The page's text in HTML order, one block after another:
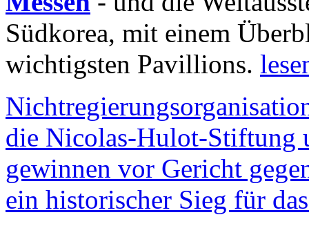
Südkorea, mit einem
wichtigsten Pavillions.
die Nicolas-Hulot-Stiftung
gewinnen vor Gericht
ein historischer Sieg für